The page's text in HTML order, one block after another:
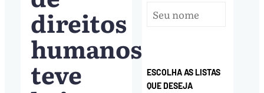
direitos
humanos
teve
ESCOLHA AS LISTAS
QUE DESEJA